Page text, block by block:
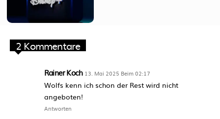
2 Kommentare
Rainer Koch 13. Mai 2025 Beim 02:17
Wolfs kenn ich schon der Rest wird nicht
angeboten!
Antworten